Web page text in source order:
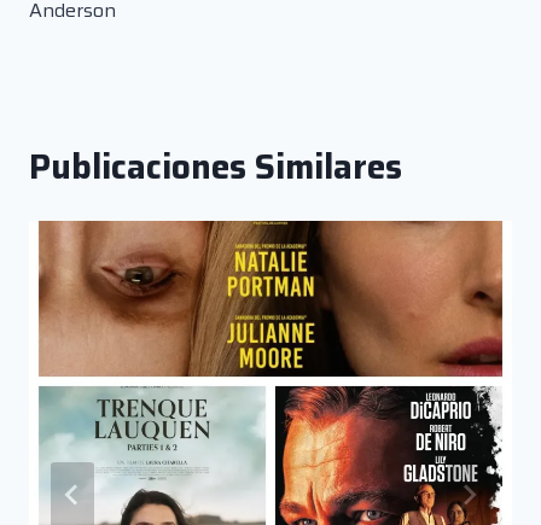
entradas
Anderson
Publicaciones Similares